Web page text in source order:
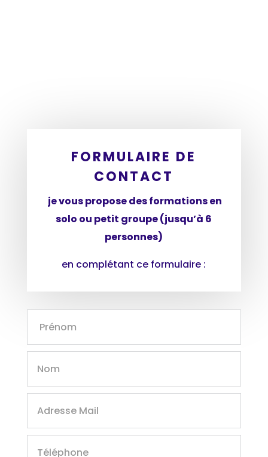
FORMULAIRE DE
CONTACT
je vous propose des formations en
solo ou petit groupe (jusqu’à 6
personnes)
en complétant ce formulaire :